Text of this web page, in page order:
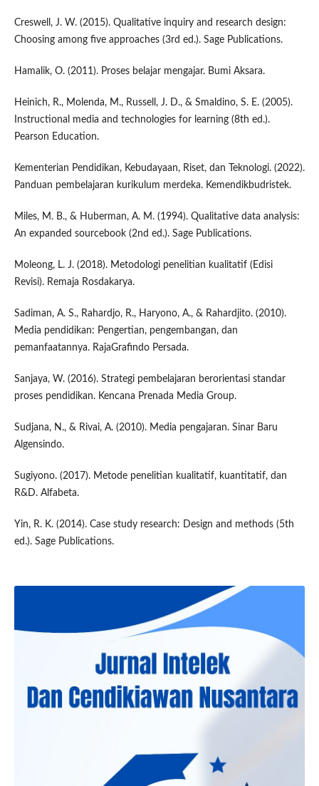
Creswell, J. W. (2015). Qualitative inquiry and research design:
Choosing among five approaches (3rd ed.). Sage Publications.
Hamalik, O. (2011). Proses belajar mengajar. Bumi Aksara.
Heinich, R., Molenda, M., Russell, J. D., & Smaldino, S. E. (2005).
Instructional media and technologies for learning (8th ed.).
Pearson Education.
Kementerian Pendidikan, Kebudayaan, Riset, dan Teknologi. (2022).
Panduan pembelajaran kurikulum merdeka. Kemendikbudristek.
Miles, M. B., & Huberman, A. M. (1994). Qualitative data analysis:
An expanded sourcebook (2nd ed.). Sage Publications.
Moleong, L. J. (2018). Metodologi penelitian kualitatif (Edisi
Revisi). Remaja Rosdakarya.
Sadiman, A. S., Rahardjo, R., Haryono, A., & Rahardjito. (2010).
Media pendidikan: Pengertian, pengembangan, dan
pemanfaatannya. RajaGrafindo Persada.
Sanjaya, W. (2016). Strategi pembelajaran berorientasi standar
proses pendidikan. Kencana Prenada Media Group.
Sudjana, N., & Rivai, A. (2010). Media pengajaran. Sinar Baru
Algensindo.
Sugiyono. (2017). Metode penelitian kualitatif, kuantitatif, dan
R&D. Alfabeta.
Yin, R. K. (2014). Case study research: Design and methods (5th
ed.). Sage Publications.